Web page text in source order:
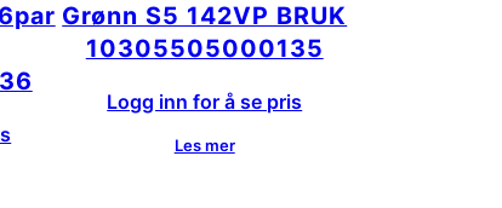
Grønn S5 142VP BRUK
10305505000135
Logg inn for å se pris
Les mer